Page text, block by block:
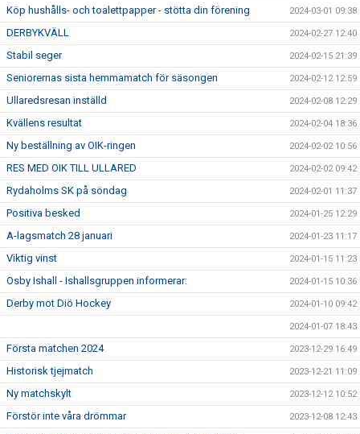
Köp hushålls- och toalettpapper - stötta din förening 2024-03-01 09:38
DERBYKVÄLL 2024-02-27 12:40
Stabil seger 2024-02-15 21:39
Seniorernas sista hemmamatch för säsongen 2024-02-12 12:59
Ullaredsresan inställd 2024-02-08 12:29
Kvällens resultat 2024-02-04 18:36
Ny beställning av OIK-ringen 2024-02-02 10:56
RES MED OIK TILL ULLARED 2024-02-02 09:42
Rydaholms SK på söndag 2024-02-01 11:37
Positiva besked 2024-01-25 12:29
A-lagsmatch 28 januari 2024-01-23 11:17
Viktig vinst 2024-01-15 11:23
Osby Ishall - Ishallsgruppen informerar: 2024-01-15 10:36
Derby mot Diö Hockey 2024-01-10 09:42
2024-01-07 18:43
Första matchen 2024 2023-12-29 16:49
Historisk tjejmatch 2023-12-21 11:09
Ny matchskylt 2023-12-12 10:52
Förstör inte våra drömmar 2023-12-08 12:43